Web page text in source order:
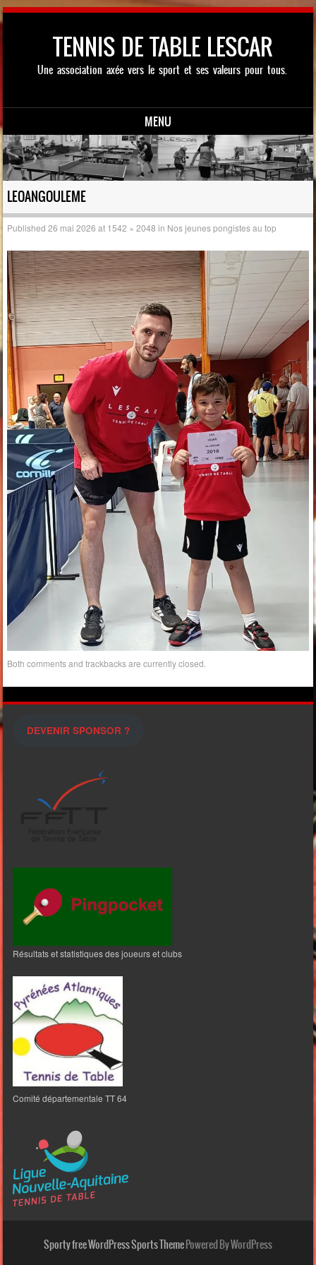
TENNIS DE TABLE LESCAR
Une association axée vers le sport et ses valeurs pour tous.
MENU
Skip to content
LEOANGOULEME
Published26 mai 2026 at 1542 × 2048 in Nos jeunes pongistes au top
Both comments and trackbacks are currently closed.
DEVENIR SPONSOR ?
Résultats et statistiques des joueurs et clubs
Comité départementale TT 64
Sporty free WordPress Sports ThemePowered By WordPress